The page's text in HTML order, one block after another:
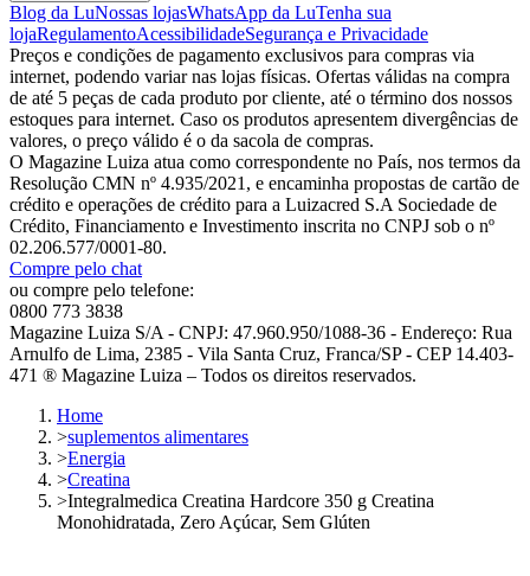
Blog da LuNossas lojasWhatsApp da LuTenha sua
lojaRegulamentoAcessibilidadeSegurança e Privacidade
Preços e condições de pagamento exclusivos para compras via
internet, podendo variar nas lojas físicas. Ofertas válidas na compra
de até 5 peças de cada produto por cliente, até o término dos nossos
estoques para internet. Caso os produtos apresentem divergências de
valores, o preço válido é o da sacola de compras.
O Magazine Luiza atua como correspondente no País, nos termos da
Resolução CMN nº 4.935/2021, e encaminha propostas de cartão de
crédito e operações de crédito para a Luizacred S.A Sociedade de
Crédito, Financiamento e Investimento inscrita no CNPJ sob o nº
02.206.577/0001-80.
Compre pelo chat
ou compre pelo telefone:
0800 773 3838
Magazine Luiza S/A - CNPJ: 47.960.950/1088-36 - Endereço: Rua
Arnulfo de Lima, 2385 - Vila Santa Cruz, Franca/SP - CEP 14.403-
471 ® Magazine Luiza – Todos os direitos reservados.
Home
>suplementos alimentares
>Energia
>Creatina
>Integralmedica Creatina Hardcore 350 g Creatina
Monohidratada, Zero Açúcar, Sem Glúten